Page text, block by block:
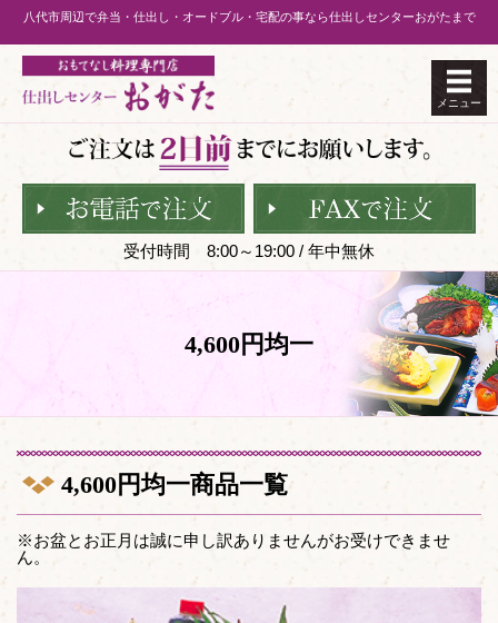
メニュー
八代市周辺で弁当・仕出し・オードブル・宅配の事なら仕出しセンターおがたまで
受付時間 8:00～19:00 / 年中無休
4,600円均一
4,600円均一商品一覧
※お盆とお正月は誠に申し訳ありませんがお受けできませ
ん。